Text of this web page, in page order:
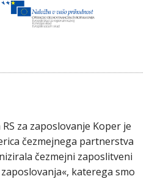
za zaposlovanje Koper je
čezmejnega partnerstva
čezmejni zaposlitveni
katerega smo